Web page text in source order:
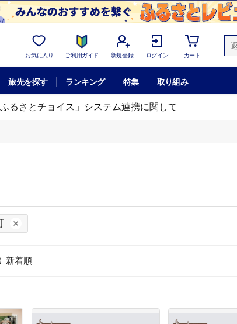
お気に入り ご利用ガイド 新規登録 ログイン カート
旅先を探す ランキング 特集 取り組み
ふるさとチョイス」システム連携に関して
新着順